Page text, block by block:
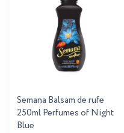
Semana Balsam de rufe
250ml Perfumes of Night
Blue